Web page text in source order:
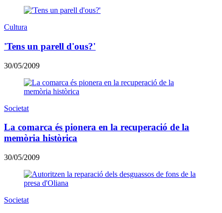
Cultura
'Tens un parell d'ous?'
30/05/2009
Societat
La comarca és pionera en la recuperació de la
memòria històrica
30/05/2009
Societat